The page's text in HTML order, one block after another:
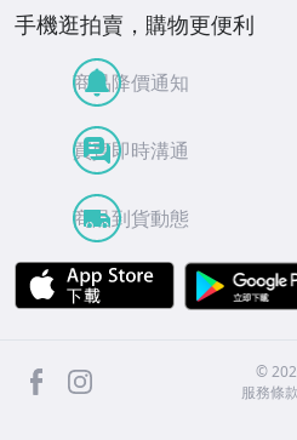
手機逛拍賣，購物更便利
商品降價通知
買賣即時溝通
商品到貨動態
APP Store
facebook ©
服務條款